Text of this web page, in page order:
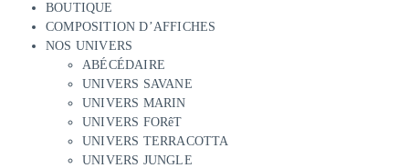
BOUTIQUE
COMPOSITION D’AFFICHES
NOS UNIVERS
ABÉCÉDAIRE
UNIVERS SAVANE
UNIVERS MARIN
UNIVERS FORêT
UNIVERS TERRACOTTA
UNIVERS JUNGLE